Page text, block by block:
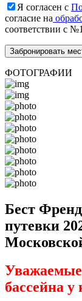
Я согласен с
согласие на
соответствии с
ФОТОГРАФИИ
Бест
путевки
Уважаемые
бассейна